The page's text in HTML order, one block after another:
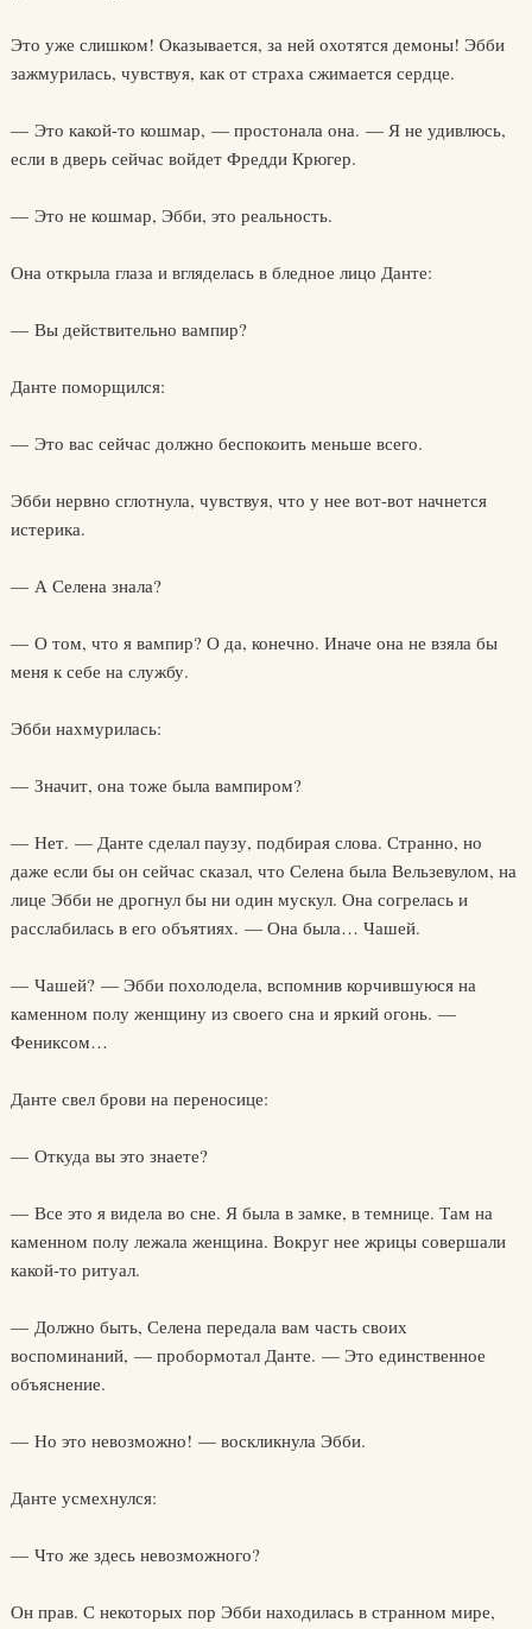
Это уже слишком! Оказывается, за ней охотятся демоны! Эбби
зажмурилась, чувствуя, как от страха сжимается сердце.
— Это какой-то кошмар, — простонала она. — Я не удивлюсь,
если в дверь сейчас войдет Фредди Крюгер.
— Это не кошмар, Эбби, это реальность.
Она открыла глаза и вгляделась в бледное лицо Данте:
— Вы действительно вампир?
Данте поморщился:
— Это вас сейчас должно беспокоить меньше всего.
Эбби нервно сглотнула, чувствуя, что у нее вот-вот начнется
истерика.
— А Селена знала?
— О том, что я вампир? О да, конечно. Иначе она не взяла бы
меня к себе на службу.
Эбби нахмурилась:
— Значит, она тоже была вампиром?
— Нет. — Данте сделал паузу, подбирая слова. Странно, но
даже если бы он сейчас сказал, что Селена была Вельзевулом, на
лице Эбби не дрогнул бы ни один мускул. Она согрелась и
расслабилась в его объятиях. — Она была… Чашей.
— Чашей? — Эбби похолодела, вспомнив корчившуюся на
каменном полу женщину из своего сна и яркий огонь. —
Фениксом…
Данте свел брови на переносице:
— Откуда вы это знаете?
— Все это я видела во сне. Я была в замке, в темнице. Там на
каменном полу лежала женщина. Вокруг нее жрицы совершали
какой-то ритуал.
— Должно быть, Селена передала вам часть своих
воспоминаний, — пробормотал Данте. — Это единственное
объяснение.
— Но это невозможно! — воскликнула Эбби.
Данте усмехнулся:
— Что же здесь невозможного?
Он прав. С некоторых пор Эбби находилась в странном мире,